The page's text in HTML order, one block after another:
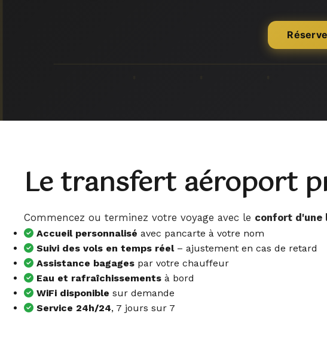
Le transfert aéroport
Commencez ou terminez votre voyage avec le confort d'une
Accueil personnalisé avec pancarte à votre nom
Suivi des vols en temps réel– ajustement en cas de retard
Assistance bagages par votre chauffeur
Eau et rafraîchissements à bord
WiFi disponible sur demande
Service 24h/24, 7 jours sur 7